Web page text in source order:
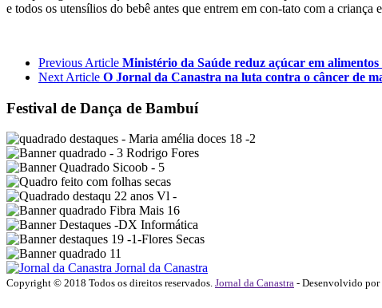
e todos os utensílios do bebê antes que entrem em con-tato com a
Previous Article Ministério da Saúde reduz açúcar em
Next Article O Jornal da Canastra na luta contra o câncer de
Festival de Dança de Bambuí
Jornal da Canastra
Copyright © 2018 Todos os direitos reservados. Jornal da Canastra - Desenvolvido